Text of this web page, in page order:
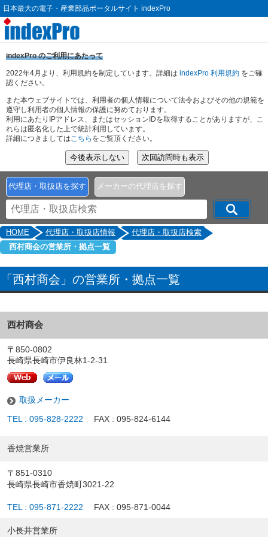
日本最大の電子・産業部品ポータルサイト indexPro
indexPro のご利用にあたって
2022年4月より、利用規約を制定しています。詳細は indexPro 利用規約 をご確
認ください。
また本ウェブサイトでは、利用者の個人情報について法令およびその他の規範を
遵守し利用者の個人情報の保護に努めております。
利用にあたりIPアドレス、またはセッションIDを取得することがありますが、こ
れらは匿名化した上で統計利用しています。
詳細につきましてはこちら をご覧頂ください。
代理店・取扱店を探す メーカーの代理店を探す
HOME 代理店・取扱店情報
代理店・取扱店検索
西村商会の営業所・拠点一覧
「西村商会」の営業所・拠点一覧
西村商会
〒850-0802
長崎県長崎市伊良林1-2-31
取扱メーカー
TEL : 095-828-2222 FAX : 095-824-6144
香焼営業所
〒851-0310
長崎県長崎市香焼町3021-22
TEL : 095-871-2222 FAX : 095-871-0044
小長井営業所